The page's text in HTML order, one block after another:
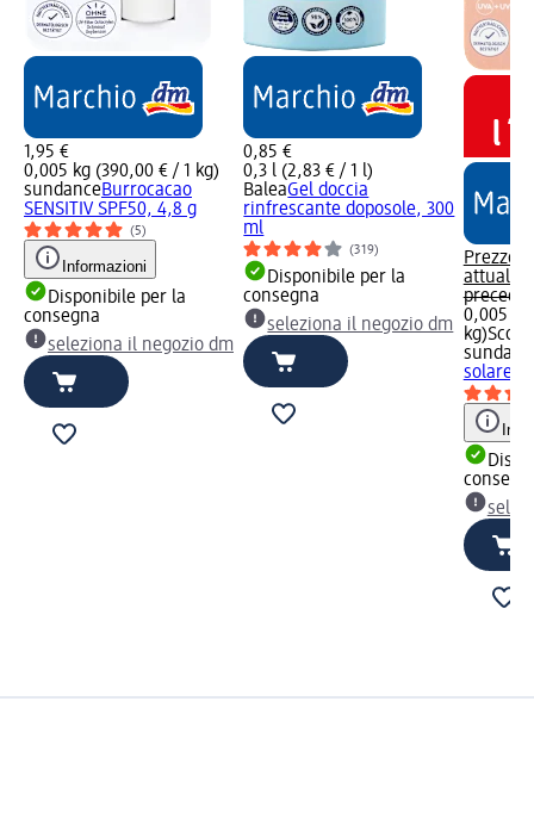
1,95 €
0,005 kg (390,00 € / 1 kg)
sundanceBurrocacao
SENSITIV SPF50, 4,8 g
(5)
Informazioni
Disponibile per la
consegna
seleziona il negozio dm
0,85 €
0,3 l (2,83 € / 1 l)
BaleaGel doccia
rinfrescante doposole, 300
ml
(319)
Disponibile per la
consegna
seleziona il negozio dm
Prezzo
attuale:
0,005
kg)
solare